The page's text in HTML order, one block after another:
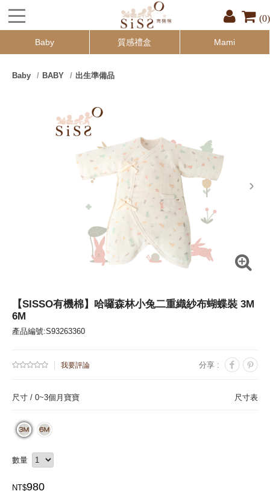
(0)
Baby 質感禮盒 Mami
Baby BABY 出生準備品
next
【SISSO有機棉】哈囉森林小兔二重織紗布蝴蝶裝 3M
6M
產品編號:S93263360
我要評論 分享 :
尺寸 / 0~3個月寶寶 尺寸表
數量
NT$980